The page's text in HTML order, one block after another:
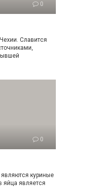
0
Славится
0
куриные
яйца является